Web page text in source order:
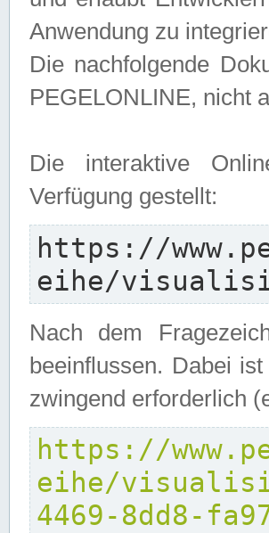
Anwendung zu
Die nachfolgende
PEGELONLINE, nicht
Die interaktive
Verfügung gestellt:
https://
eihe/
Nach dem
beeinflussen. Dabei
zwingend erforderlich
https://
eihe/
4469-8dd8-